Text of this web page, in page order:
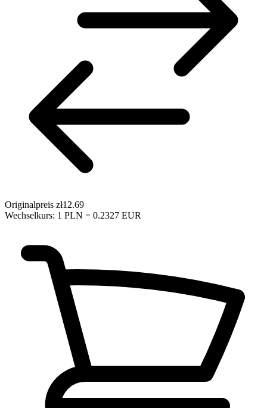
Originalpreis zł12.69
Wechselkurs: 1 PLN = 0.2327 EUR